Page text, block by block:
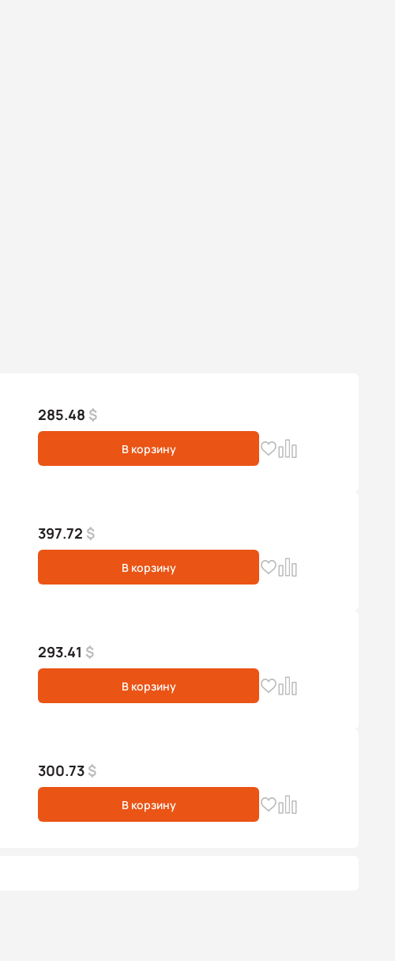
285.48 $
В корзину
397.72 $
В корзину
293.41 $
В корзину
300.73 $
В корзину